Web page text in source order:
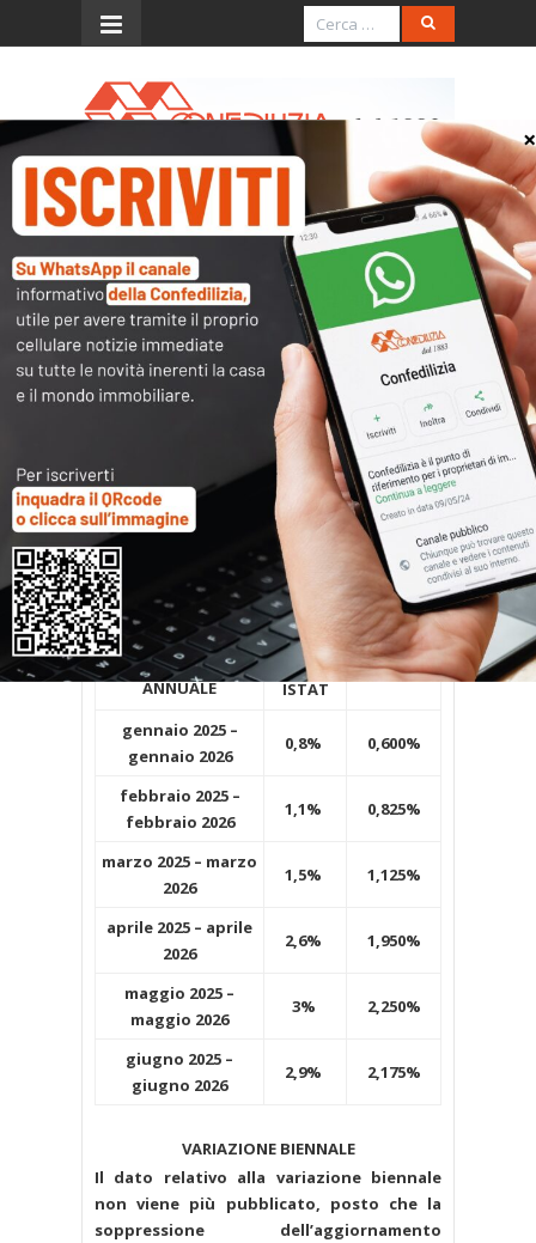
Menu
Indice ISTAT 2026
Costo della vita – Indici nazionali 2026
(Comunicazioni ISTAT ai sensi dell’art. 81 legge
392/1978)
Le variazioni dell’indice Istat dei prezzi al
consumo per le famiglie di operai ed impiegati
– da utilizzare per l’aggiornamento dei contratti
di locazione – sono le seguenti:
AVVERTENZA– Il dato al 75% viene qua indicato
con tre decimali, come da computo aritmetico.
Per ragioni pratiche, potrà peraltro essere
utilizzato il dato con i primi due decimali.
VARIAZIONE
ANNUALE
DATO
ISTAT
75%
gennaio 2025 –
gennaio 2026
0,8% 0,600%
febbraio 2025 –
febbraio 2026
1,1% 0,825%
marzo 2025 – marzo
2026
1,5% 1,125%
aprile 2025 – aprile
2026
2,6% 1,950%
maggio 2025 –
maggio 2026
3% 2,250%
giugno 2025 –
giugno 2026
2,9% 2,175%
VARIAZIONE BIENNALE
Il dato relativo alla variazione biennale
non viene più pubblicato, posto che la
soppressione dell’aggiornamento